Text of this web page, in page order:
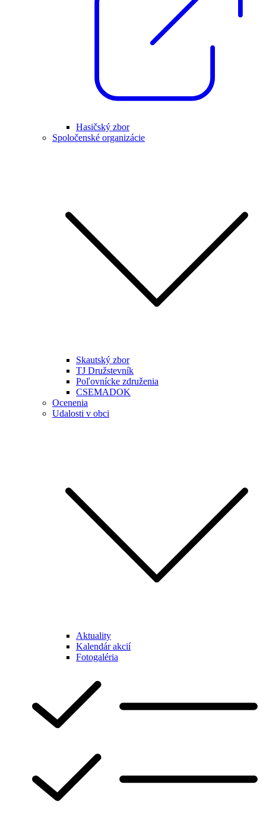
Hasičský zbor
Spoločenské organizácie
Skautský zbor
TJ Družstevník
Poľovnícke združenia
CSEMADOK
Ocenenia
Udalosti v obci
Aktuality
Kalendár akcií
Fotogaléria